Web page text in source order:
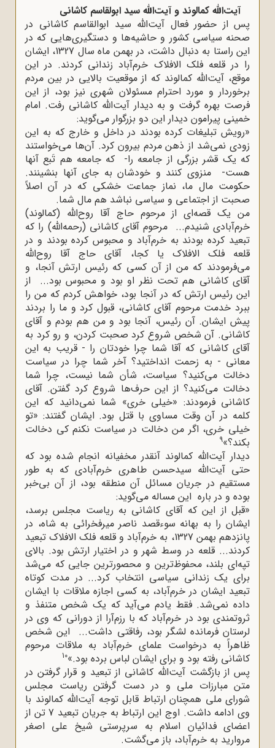
آیت‌الله کمالوند و آیت‌الله سید ابولقاسم کاشانی
پس از حضور فعال آیت‌الله سید ابوالقاسم کاشانی در
صحنه سیاسی کشور و حاشیه‌ها و دستگیری‌هایی که در
این راستا به دنبال داشت، در بهمن ماه سال 1327، ایشان
را در قلعه فلک الافلاک خرم‌آباد زندانی کردند. در این
موقع، آیت‌الله کمالوند که از موقعیت بالایی در بین مردم
برخوردار و مورد احترام مسئولان شهری نیز بود، از این
فرصت بهره گرفت و به دیدار آیت‌الله کاشانی رفت. امام
خمینی پیرامون دیدار این دو بزرگوار می‌گوید:
«رویش تبلیغات کرده بودند در داخل و خارج که به این
زودى نمى‌شد از ذهن مردم بیرون کرد. آن‌ها مى‌خواستند
که یک قشر بزرگى از جامعه را- که جامعه هم تَبع آنها
هست- منزوى کنند و خودشان به جاى آنها بنشینند.
حکومت مال ما، نماز جماعت خشکى که در آن اصلاً
صحبت از اجتماعى و سیاسى نباشد هم مال شما.
من یک قصه‌اى از مرحوم حاج آقا روح‌اللّه (کمالوند)
خرم‌آبادى شنیدم... مرحوم آقاى کاشانى (رحمه‌اللّه) را که
تبعید کرده بودند به خرم‌آباد و محبوس کرده بودند و در
قلعه فلک الافلاک یا کجا، آقاى حاج آقا روح‌اللّه
مى‌فرمودند که من از آن کسى که رئیس ارتش آنجا، و
آقاى کاشانى هم تحت نظر او بود و محبوس بود... از
این رئیس ارتش که در آنجا بود، خواهش کردم که من را
ببرد خدمت مرحوم آقاى کاشانى، قبول کرد و ما را بردند
پیش ایشان. آن رئیس، آنجا بود و من هم بودم و آقاى
کاشانى. آن شخص شروع کرد صحبت کردن، و رو کرد به
آقاى کاشانى که آقا شما چرا خودتان را - قریب به این
معانى - به زحمت انداختید؟ آخر شما چرا در سیاست
دخالت مى‌کنید؟ سیاست، شأن شما نیست، چرا شما
دخالت مى‌کنید؟ از این حرف‌ها شروع کرد گفتن. آقاى
کاشانى فرمودند: «خیلى خرى» شما نمى‌دانید که این
کلمه در آن وقت مساوی با قتل بود. ایشان گفتند: «تو
خیلى خرى، اگر من دخالت در سیاست نکنم کى دخالت
بکند؟»9
دیدار آیت‌الله کمالوند آنقدر مخفیانه انجام شده بود که
حتی آیت‌‌الله سیدحسن طاهری خرم‌آبادی که به طور
مستقیم در جریان مسائل آن منطقه بود، از آن بی‌خبر
بوده و در باره این مساله می‌گوید:
«قبل از این که آقای کاشانی به ریاست مجلس برسد،
ایشان را به بهانه سوءقصد ناصر میرفخرائی به شاه، در
پانزدهم بهمن 1327، به خرم‌آباد و قلعه فلک الافلاک تبعید
کردند... قلعه در وسط شهر و در اختیار ارتش بود. بالای
تپه‌ای بلند، محفوظ‌ترین و محصورترین جایی که می‌شد
برای یک زندانی سیاسی انتخاب کرد... در مدت کوتاه
تبعید ایشان در خرم‌آباد، به کسی اجازه ملاقات با ایشان
داده نمی‌شد. فقط یادم می‌آید که یک شخص متنفذ و
ثروتمندی بود در خرم‌آباد که با رزم‌آرا از دورانی که وی در
لرستان فرمانده لشگر بود، رفاقتی داشت... این شخص
ظاهراً به درخواست علمای خرم‌آباد به ملاقات مرحوم
کاشانی رفته بود و برای ایشان لباس برده بود.»10
پس از بازگشت آیت‌الله کاشانی از تبعید و قرار گرفتن در
متن مبارزات ملی و در دست گرفتن ریاست مجلس
شورای ملی همچنان ارتباط قابل توجه آیت‌الله کمالوند با
وی ادامه داشت. اوج این ارتباط به جریان تبعید 7 تن از
اعضای فدائیان اسلام به سرپرستی شیخ علی اصغر
مروارید به خرم‌آباد، باز می‌گشت.